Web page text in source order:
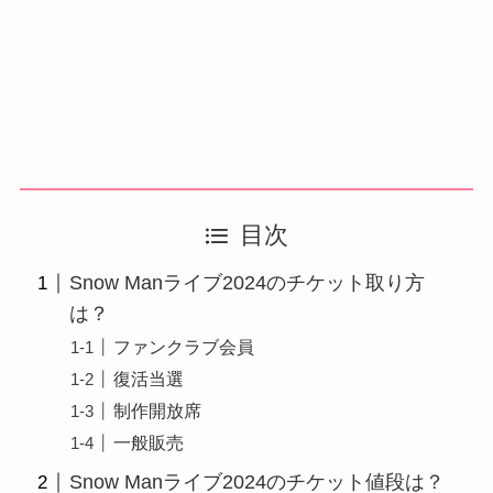
目次
Snow Manライブ2024のチケット取り方
は？
ファンクラブ会員
復活当選
制作開放席
一般販売
Snow Manライブ2024のチケット値段は？